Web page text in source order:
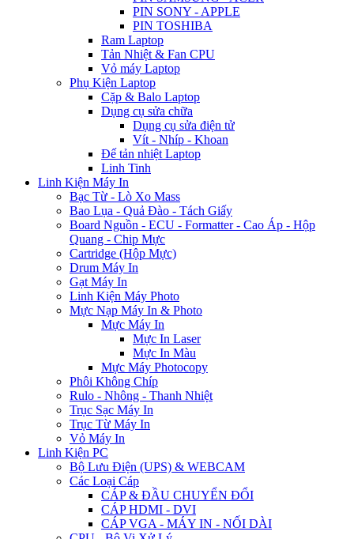
PIN SONY - APPLE
PIN TOSHIBA
Ram Laptop
Tản Nhiệt & Fan CPU
Vỏ máy Laptop
Phụ Kiện Laptop
Cặp & Balo Laptop
Dụng cụ sửa chữa
Dụng cụ sửa điện tử
Vít - Nhíp - Khoan
Đế tản nhiệt Laptop
Linh Tinh
Linh Kiện Máy In
Bạc Từ - Lò Xo Mass
Bao Lụa - Quả Đào - Tách Giấy
Board Nguồn - ECU - Formatter - Cao Áp - Hộp
Quang - Chip Mực
Cartridge (Hộp Mực)
Drum Máy In
Gạt Máy In
Linh Kiện Máy Photo
Mực Nạp Máy In & Photo
Mực Máy In
Mực In Laser
Mực In Màu
Mực Máy Photocopy
Phôi Không Chíp
Rulo - Nhông - Thanh Nhiệt
Trục Sạc Máy In
Trục Từ Máy In
Vỏ Máy In
Linh Kiện PC
Bộ Lưu Điện (UPS) & WEBCAM
Các Loại Cáp
CÁP & ĐẦU CHUYỂN ĐỔI
CÁP HDMI - DVI
CÁP VGA - MÁY IN - NỐI DÀI